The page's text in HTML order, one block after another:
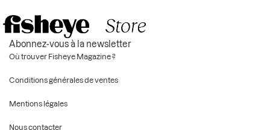
Abonnez-vous à la newsletter
Où trouver Fisheye Magazine ?
Conditions générales de ventes
Mentions légales
Nous contacter